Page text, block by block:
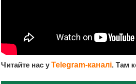
Читайте нас у Telegram-каналі. Там